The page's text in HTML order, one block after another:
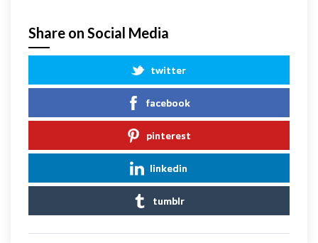
Share on Social Media
twitter
facebook
pinterest
linkedin
tumblr